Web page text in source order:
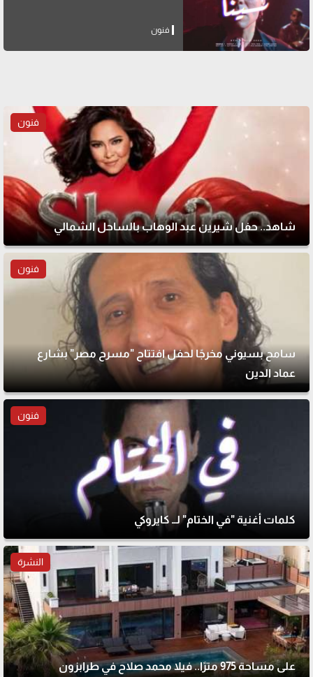
فنون
فنون
شاهد.. حفل شيرين عبد الوهاب بالساحل الشمالي
فنون
سامح بسيوني مخرجًا لحفل افتتاح "مسرح مصر" بشارع
عماد الدين
فنون
كلمات أغنية "في الختام" لــ كايروكي
النشرة
على مساحة 975 مترًا.. فيلا محمد صلاح في طرابزون